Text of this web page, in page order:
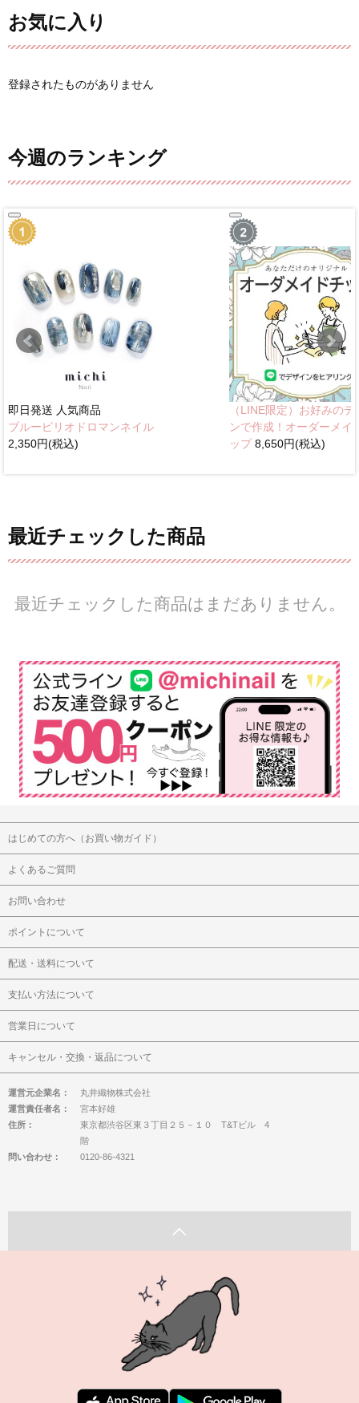
お気に入り
登録されたものがありません
今週のランキング
即日発送 人気商品
ブルーピリオドロマンネイル
2,350円(税込)
（LINE限定）お好みのデ
ンで作成！オーダーメイ
ップ8,650円(税込)
最近チェックした商品
最近チェックした商品はまだありません。
はじめての方へ（お買い物ガイド）
よくあるご質問
お問い合わせ
ポイントについて
配送・送料について
支払い方法について
営業日について
キャンセル・交換・返品について
運営元企業名：
丸井織物株式会社
運営責任者名：
宮本好雄
住所：
東京都渋谷区東３丁目２５－１０ T&Tビル 4
階
問い合わせ：
0120-86-4321